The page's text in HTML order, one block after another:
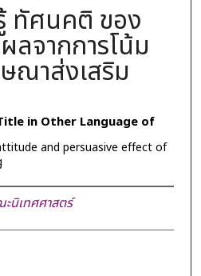
ทัศนคติ ของ
ลจากการโน้ม
ณาส่งเสริม
in Other Language of
and persuasive effect of
นิเทศศาสตร์